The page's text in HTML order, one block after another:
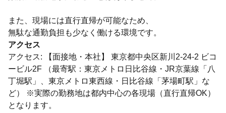
また、現場には直行直帰が可能なため、
無駄な通勤負担も少なく働ける環境です。
アクセス
アクセス: 【面接地・本社】 東京都中央区新川2-24-2 ビコ
ービル2F （最寄駅：東京メトロ日比谷線・JR京葉線「八
丁堀駅」、東京メトロ東西線・日比谷線「茅場町駅」な
ど） ※実際の勤務地は都内中心の各現場（直行直帰OK）
となります。